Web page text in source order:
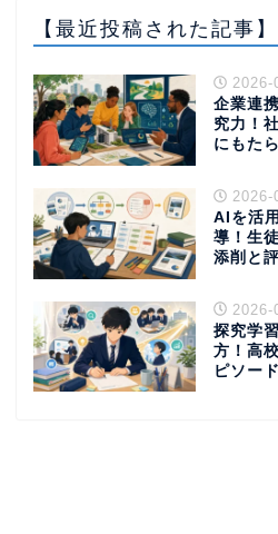
【最近投稿された記事】
2026-
企業連
究力！
にもた
2026-
AIを活
導！生
添削と
2026-
探究学
方！高
ピソー